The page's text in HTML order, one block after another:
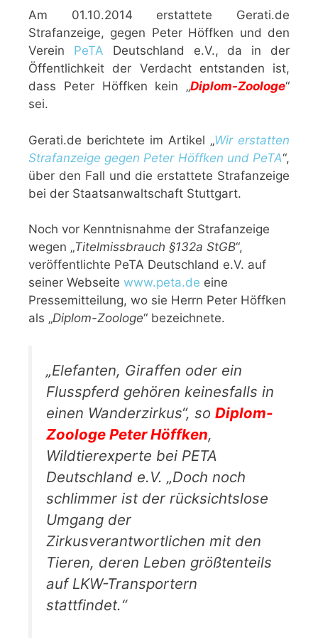
Am 01.10.2014 erstattete Gerati.de
Strafanzeige, gegen Peter Höffken und den
Verein PeTA Deutschland e.V., da in der
Öffentlichkeit der Verdacht entstanden ist,
dass Peter Höffken kein „Diplom-Zoologe“
sei.
Gerati.de berichtete im Artikel „Wir erstatten
Strafanzeige gegen Peter Höffken und PeTA“,
über den Fall und die erstattete Strafanzeige
bei der Staatsanwaltschaft Stuttgart.
Noch vor Kenntnisnahme der Strafanzeige
wegen „Titelmissbrauch §132a StGB“,
veröffentlichte PeTA Deutschland e.V. auf
seiner Webseite www.peta.de eine
Pressemitteilung, wo sie Herrn Peter Höffken
als „Diplom-Zoologe“ bezeichnete.
„Elefanten, Giraffen oder ein
Flusspferd gehören keinesfalls in
einen Wanderzirkus“, so Diplom-
Zoologe Peter Höffken,
Wildtierexperte bei PETA
Deutschland e.V. „Doch noch
schlimmer ist der rücksichtslose
Umgang der
Zirkusverantwortlichen mit den
Tieren, deren Leben größtenteils
auf LKW-Transportern
stattfindet.“